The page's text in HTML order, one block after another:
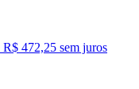
R$ 472,25 sem juros